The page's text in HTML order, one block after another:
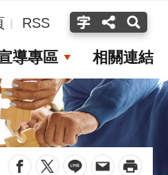
RSS
導專區 相關連結